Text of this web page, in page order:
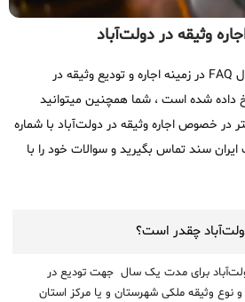
وثیقه در دولت‌آباد
در این بخش سوالات متداول FAQ در زمینه اجاره و تودیع وثیقه در
داده شده است ، شما همچنین میتوانید
در خصوص اجاره وثیقه در دولت‌آباد با شماره
سند تماس بگیرید و سوالات خود را با
چقدر است؟
برای مدت یک سال جهت تودیع در
و نوع وثیقه ملکی شهرستان و یا مرکز استان